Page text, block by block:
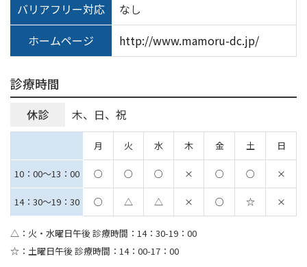
バリアフリー対応
なし
ホームページ
http://www.mamoru-dc.jp/
診療時間
休診 木、日、祝
月 火 水 木 金 土 日
10：00～13：00 ○ ○ ○ × ○ ○ ×
14：30～19：30 ○ △ △ × ○ ☆ ×
△：火・水曜日午後 診療時間：14：30-19：00
☆：土曜日午後 診療時間：14：00-17：00